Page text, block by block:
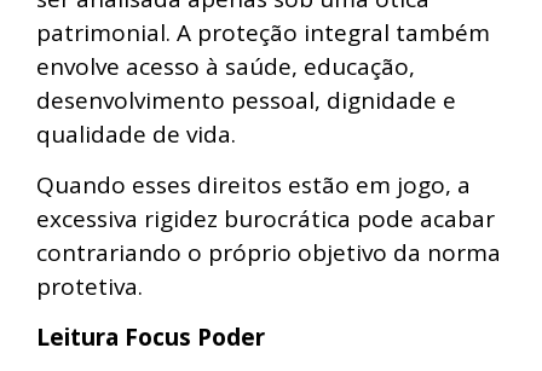
patrimonial. A proteção integral também
envolve acesso à saúde, educação,
desenvolvimento pessoal, dignidade e
qualidade de vida.
Quando esses direitos estão em jogo, a
excessiva rigidez burocrática pode acabar
contrariando o próprio objetivo da norma
protetiva.
Leitura Focus Poder